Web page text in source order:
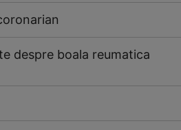
despre boala reumatica